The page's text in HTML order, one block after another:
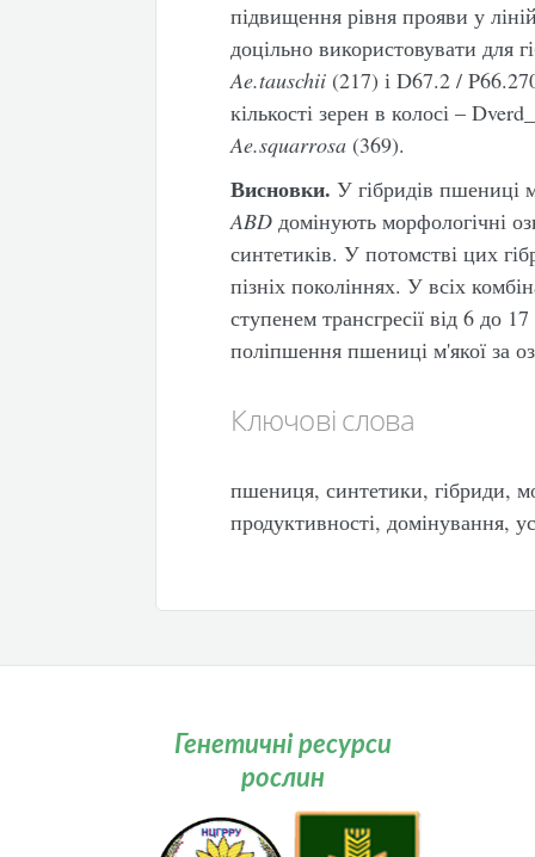
підвищення рівня прояви у
доцільно використовувати для
Ae.tauschii (217) і D67.2 /
кількості зерен в колосі –
Ae.squarrosa (369).
Висновки. У гібридів пшениці
ABD домінують морфологічні
синтетиків. У потомстві цих
пізніх поколіннях. У всіх
ступенем трансгресії від 6 до
поліпшення пшениці м'якої за
Ключові слова
пшениця, синтетики, гібриди,
продуктивності, домінування,
Генетичні ресурси
рослин